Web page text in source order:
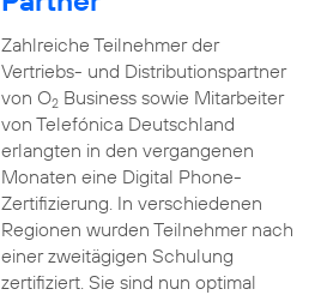
Zahlreiche Teilnehmer der
Vertriebs- und Distributionspartner
von O2Business sowie Mitarbeiter
von Telefónica Deutschland
erlangten in den vergangenen
Monaten eine Digital Phone-
Zertifizierung. In verschiedenen
Regionen wurden Teilnehmer nach
einer zweitägigen Schulung
zertifiziert. Sie sind nun optimal